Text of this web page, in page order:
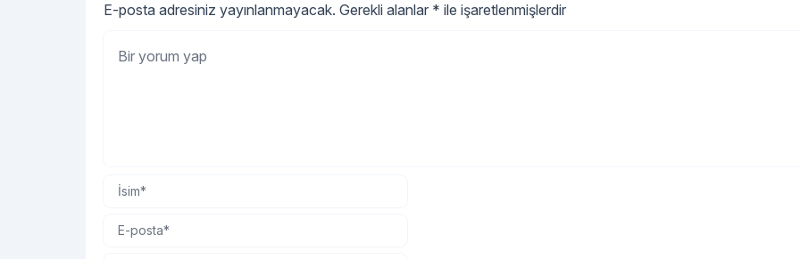
E-posta adresiniz yayınlanmayacak. Gerekli alanlar * ile işaretlenmişlerdir